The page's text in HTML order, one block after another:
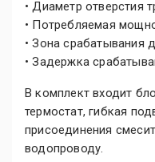
• Диаметр отверстия
• Потребляемая
• Зона срабатывания
• Задержка
В комплект входит
термостат, гибкая
присоединения
водопроводу.